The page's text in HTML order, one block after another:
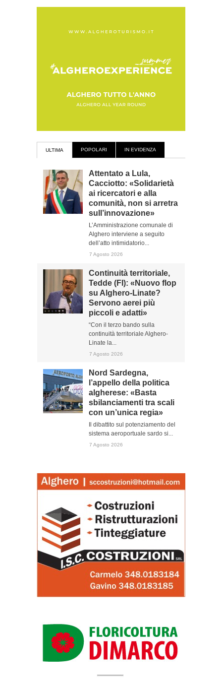
ULTIMA POPOLARI IN EVIDENZA
Attentato a Lula,
Cacciotto: «Solidarietà
ai ricercatori e alla
comunità, non si arretra
sull’innovazione»
L’Amministrazione comunale di
Alghero interviene a seguito
dell’atto intimidatorio...
7 Agosto 2026
Continuità territoriale,
Tedde (FI): «Nuovo flop
su Alghero-Linate?
Servono aerei più
piccoli e adatti»
“Con il terzo bando sulla
continuità territoriale Alghero-
Linate la...
7 Agosto 2026
Nord Sardegna,
l’appello della politica
algherese: «Basta
sbilanciamenti tra scali
con un’unica regia»
Il dibattito sul potenziamento del
sistema aeroportuale sardo si...
7 Agosto 2026